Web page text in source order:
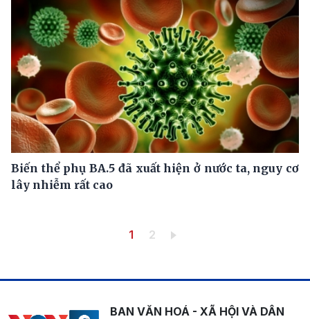
Biến thể phụ BA.5 đã xuất hiện ở nước ta, nguy cơ
lây nhiễm rất cao
Trang hiện thời
1 Trang
2
BAN VĂN HOÁ - XÃ HỘI VÀ DÂN